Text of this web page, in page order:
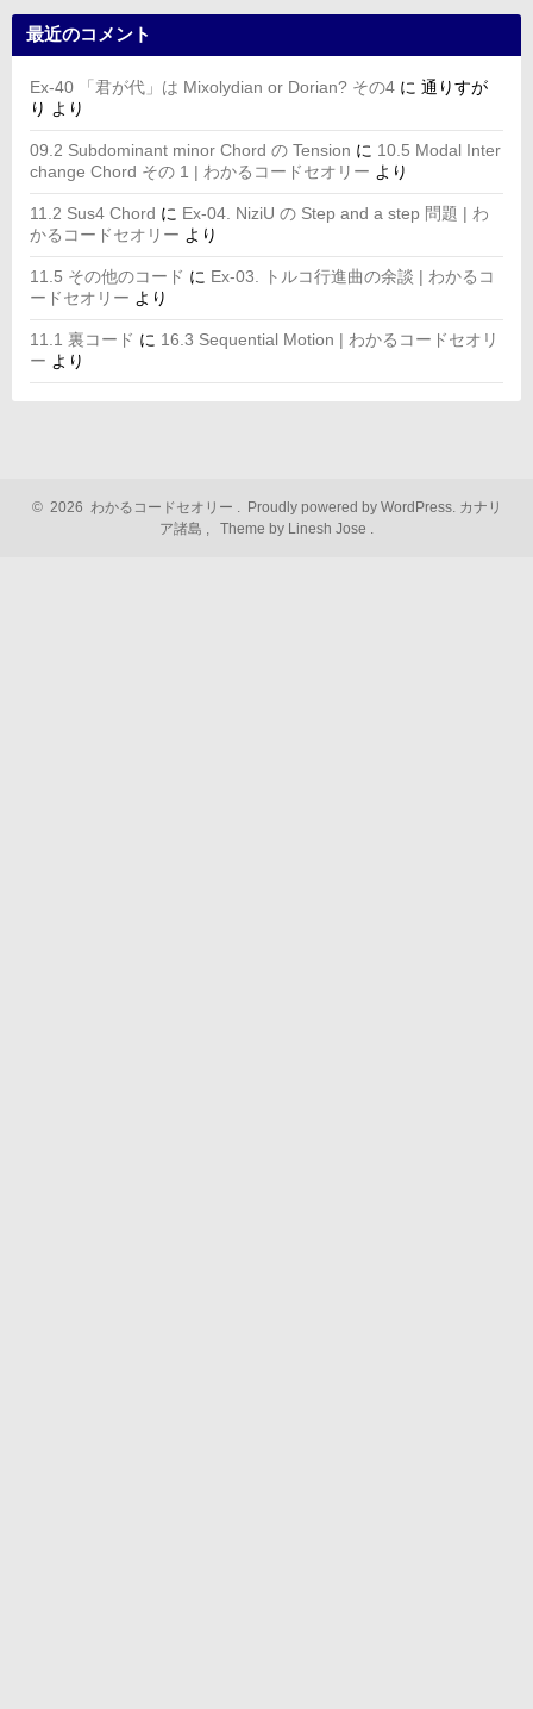
最近のコメント
Ex-40 「君が代」は Mixolydian or Dorian? その4 に 通りすが
り より
09.2 Subdominant minor Chord の Tension に 10.5 Modal Inter
change Chord その 1 | わかるコードセオリー より
11.2 Sus4 Chord に Ex-04. NiziU の Step and a step 問題 | わ
かるコードセオリー より
11.5 その他のコード に Ex-03. トルコ行進曲の余談 | わかるコ
ードセオリー より
11.1 裏コード に 16.3 Sequential Motion | わかるコードセオリ
ー より
© 2026 わかるコードセオリー . Proudly powered by WordPress. カナリ
ア諸島 , Theme by Linesh Jose .